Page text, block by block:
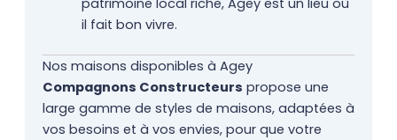
patrimoine local riche, Agey est un lieu où
il fait bon vivre.
Nos maisons disponibles à Agey
Compagnons Constructeurs propose une
large gamme de styles de maisons, adaptées à
vos besoins et à vos envies, pour que votre